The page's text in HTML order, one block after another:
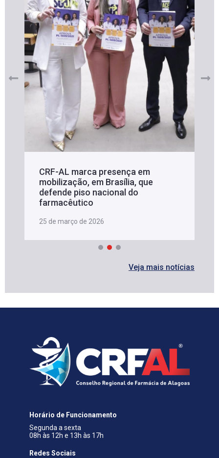
CRF-AL marca presença em
mobilização, em Brasília, que
defende piso nacional do
farmacêutico
25 de março de 2026
Veja mais notícias
Horário de Funcionamento
Segunda a sexta
08h às 12h e 13h às 17h
Redes Sociais​